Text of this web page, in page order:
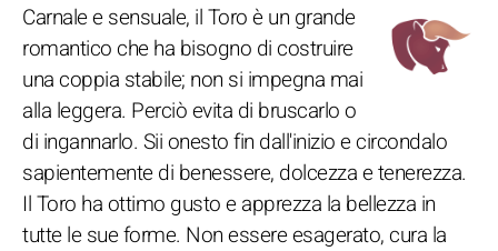
Carnale e sensuale, il Toro è un grande
romantico che ha bisogno di costruire
una coppia stabile; non si impegna mai
alla leggera. Perciò evita di bruscarlo o
di ingannarlo. Sii onesto fin dall'inizio e circondalo
sapientemente di benessere, dolcezza e tenerezza.
Il Toro ha ottimo gusto e apprezza la bellezza in
tutte le sue forme. Non essere esagerato, cura la